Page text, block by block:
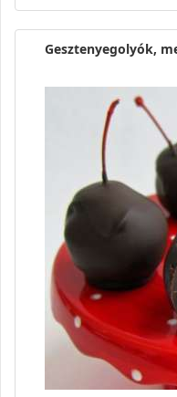
Gesztenyegolyók,